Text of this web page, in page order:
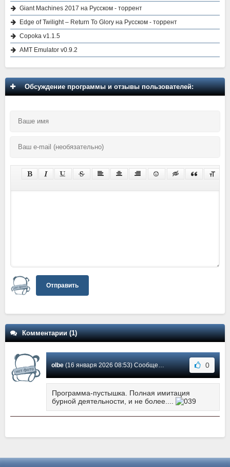
Giant Machines 2017 на Русском - торрент
Edge of Twilight – Return To Glory на Русском - торрент
Copoka v1.1.5
AMT Emulator v0.9.2
Обсуждение программы и отзывы пользователей:
Отправить
Комментарии (1)
olbe(16 января 2026 08:53) Сообщение #1 0
Программа-пустышка. Полная имитация
бурной деятельности, и не более....